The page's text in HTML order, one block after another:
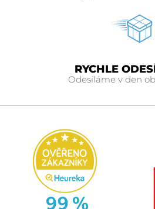
RYCHLE
Odesíláme v den